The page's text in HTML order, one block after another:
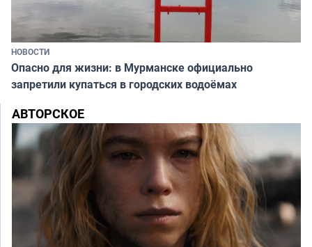
НОВОСТИ
Опасно для жизни: в Мурманске официально
запретили купаться в городских водоёмах
АВТОРСКОЕ